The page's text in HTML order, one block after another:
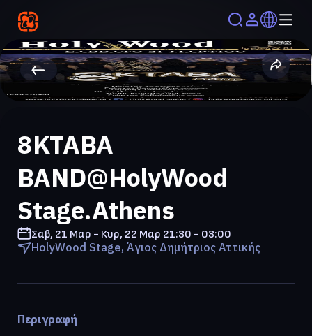
8KTABA
BAND@HolyWood
Stage.Athens
Σαβ, 21 Μαρ - Κυρ, 22 Μαρ 21:30 - 03:00
HolyWood Stage, Άγιος Δημήτριος Αττικής
Περιγραφή